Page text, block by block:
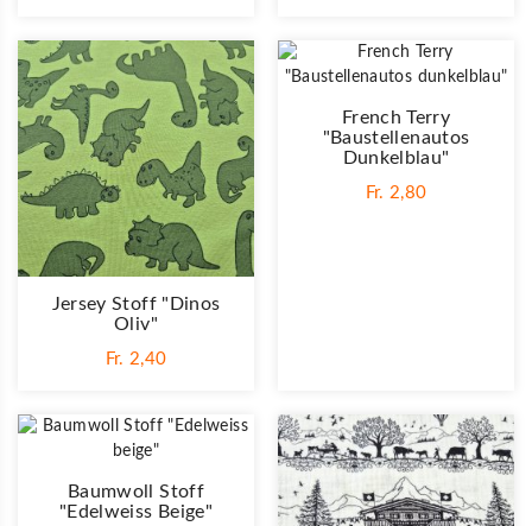
Jersey Stoff "Dinos
Oliv"
Fr. 2,40
French Terry
"Baustellenautos
Dunkelblau"
Fr. 2,80
Baumwoll Stoff
"Edelweiss Beige"